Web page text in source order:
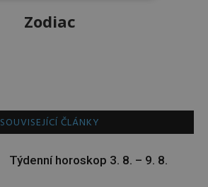
Zodiac
SOUVISEJÍCÍ ČLÁNKY
Týdenní horoskop 3. 8. – 9. 8.